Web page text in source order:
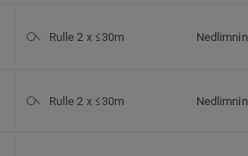
Rulle 2 x ≤30m
Rulle 2 x ≤30m